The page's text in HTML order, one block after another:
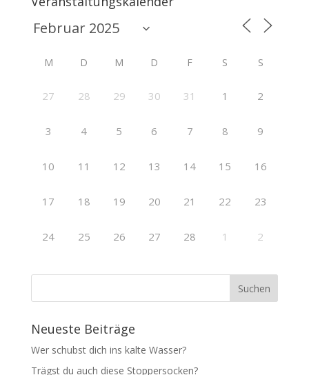
M D M D F S S
27 28 29 30 31 1 2
3 4 5 6 7 8 9
10 11 12 13 14 15 16
17 18 19 20 21 22 23
24 25 26 27 28 1 2
Neueste Beiträge
Wer schubst dich ins kalte Wasser?
Trägst du auch diese Stoppersocken?